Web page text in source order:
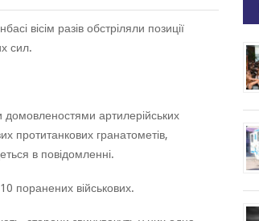
вісім разів обстріляли позиції
сил.
домовленостями артилерійських
протитанкових гранатометів,
в повідомленні.
поранених військових.